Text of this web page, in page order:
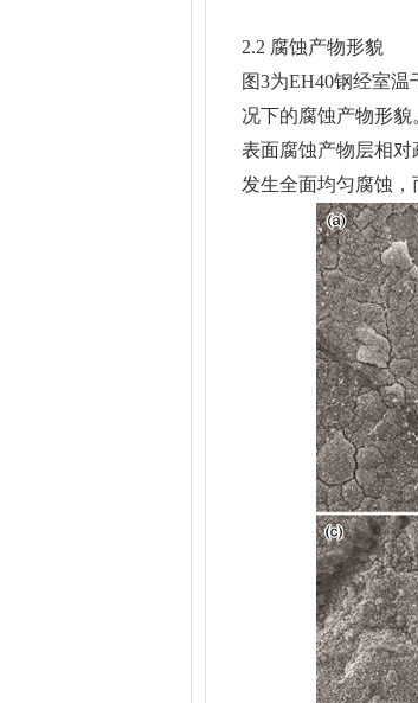
2.2 腐蚀产物形貌
图3为EH40钢经室
况下的腐蚀产物形
表面腐蚀产物层相
发生全面均匀腐蚀